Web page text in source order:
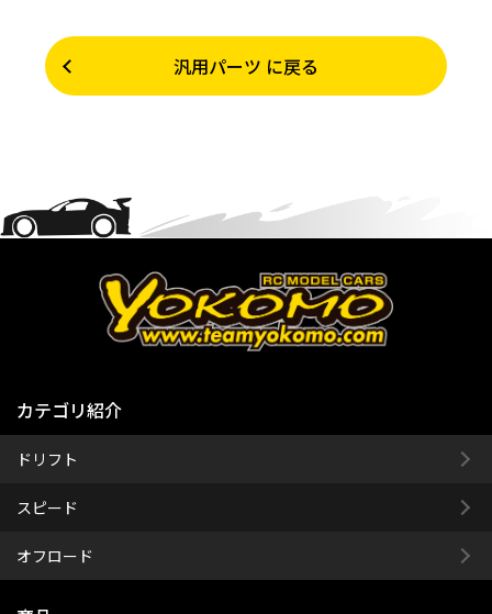
汎用パーツ に戻る
カテゴリ紹介
ドリフト
スピード
オフロード